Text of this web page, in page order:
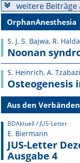
Bestell-Service
weitere Beiträge
OrphanAnesthesia
S. J. S. Bajwa, R.
Noonan
S. Heinrich, A.
Osteogenesis
Aus den
BDAktuell / JUS-Letter
E. Biermann
JUS-Letter
Ausgabe 4